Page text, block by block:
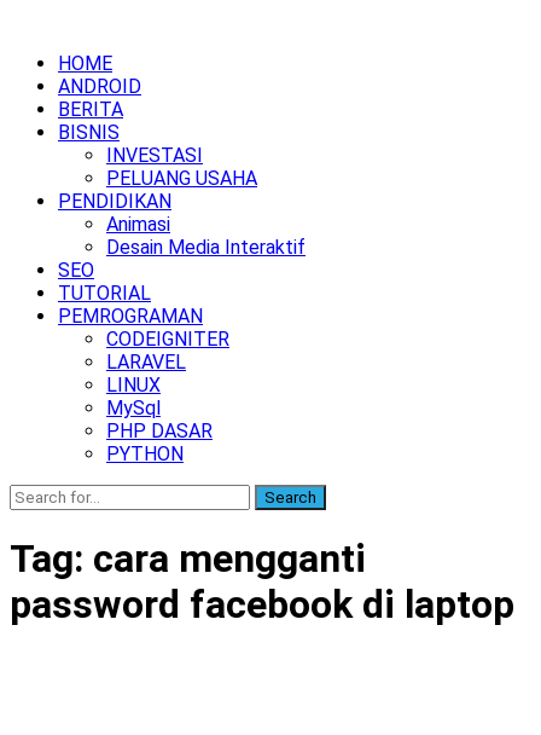
HOME
ANDROID
BERITA
BISNIS
INVESTASI
PELUANG USAHA
PENDIDIKAN
Animasi
Desain Media Interaktif
SEO
TUTORIAL
PEMROGRAMAN
CODEIGNITER
LARAVEL
LINUX
MySql
PHP DASAR
PYTHON
Search
Tag: cara mengganti
password facebook di laptop